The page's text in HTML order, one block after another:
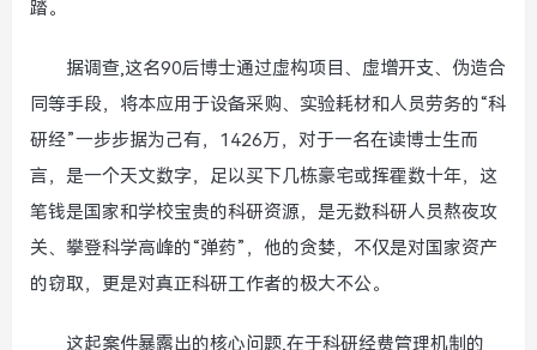
踏。
据调查,这名90后博士通过虚构项目、虚增开支、伪造合
同等手段，将本应用于设备采购、实验耗材和人员劳务的“科
研经”一步步据为己有，1426万，对于一名在读博士生而
言，是一个天文数字，足以买下几栋豪宅或挥霍数十年，这
笔钱是国家和学校宝贵的科研资源，是无数科研人员熬夜攻
关、攀登科学高峰的“弹药”，他的贪婪，不仅是对国家资产
的窃取，更是对真正科研工作者的极大不公。
这起案件暴露出的核心问题,在于科研经费管理机制的